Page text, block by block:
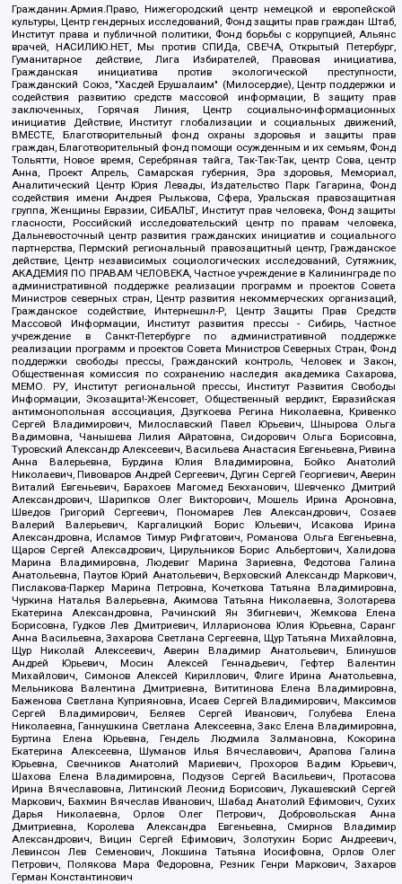
Гражданин.Армия.Право, Нижегородский центр немецкой и европейской
культуры, Центр гендерных исследований, Фонд защиты прав граждан Штаб,
Институт права и публичной политики, Фонд борьбы с коррупцией, Альянс
врачей, НАСИЛИЮ.НЕТ, Мы против СПИДа, СВЕЧА, Открытый Петербург,
Гуманитарное действие, Лига Избирателей, Правовая инициатива,
Гражданская инициатива против экологической преступности,
Гражданский Союз, "Хасдей Ерушалаим" (Милосердие), Центр поддержки и
содействия развитию средств массовой информации, В защиту прав
заключенных, Горячая Линия, Центр социально-информационных
инициатив Действие, Институт глобализации и социальных движений,
ВМЕСТЕ, Благотворительный фонд охраны здоровья и защиты прав
граждан, Благотворительный фонд помощи осужденным и их семьям, Фонд
Тольятти, Новое время, Серебряная тайга, Так-Так-Так, центр Сова, центр
Анна, Проект Апрель, Самарская губерния, Эра здоровья, Мемориал,
Аналитический Центр Юрия Левады, Издательство Парк Гагарина, Фонд
содействия имени Андрея Рылькова, Сфера, Уральская правозащитная
группа, Женщины Евразии, СИБАЛЬТ, Институт прав человека, Фонд защиты
гласности, Российский исследовательский центр по правам человека,
Дальневосточный центр развития гражданских инициатив и социального
партнерства, Пермский региональный правозащитный центр, Гражданское
действие, Центр независимых социологических исследований, Сутяжник,
АКАДЕМИЯ ПО ПРАВАМ ЧЕЛОВЕКА, Частное учреждение в Калининграде по
административной поддержке реализации программ и проектов Совета
Министров северных стран, Центр развития некоммерческих организаций,
Гражданское содействие, Интернешнл-Р, Центр Защиты Прав Средств
Массовой Информации, Институт развития прессы - Сибирь, Частное
учреждение в Санкт-Петербурге по административной поддержке
реализации программ и проектов Совета Министров Северных Стран, Фонд
поддержки свободы прессы, Гражданский контроль, Человек и Закон,
Общественная комиссия по сохранению наследия академика Сахарова,
МЕМО. РУ, Институт региональной прессы, Институт Развития Свободы
Информации, Экозащита!-Женсовет, Общественный вердикт, Евразийская
антимонопольная ассоциация, Дзугкоева Регина Николаевна, Кривенко
Сергей Владимирович, Милославский Павел Юрьевич, Шнырова Ольга
Вадимовна, Чанышева Лилия Айратовна, Сидорович Ольга Борисовна,
Туровский Александр Алексеевич, Васильева Анастасия Евгеньевна, Ривина
Анна Валерьевна, Бурдина Юлия Владимировна, Бойко Анатолий
Николаевич, Пивоваров Андрей Сергеевич, Дугин Сергей Георгиевич, Аверин
Виталий Евгеньевич, Барахоев Магомед Бекханович, Шевченко Дмитрий
Александрович, Шарипков Олег Викторович, Мошель Ирина Ароновна,
Шведов Григорий Сергеевич, Пономарев Лев Александрович, Созаев
Валерий Валерьевич, Каргалицкий Борис Юльевич, Исакова Ирина
Александровна, Исламов Тимур Рифгатович, Романова Ольга Евгеньевна,
Щаров Сергей Алексадрович, Цирульников Борис Альбертович, Халидова
Марина Владимировна, Людевиг Марина Зариевна, Федотова Галина
Анатольевна, Паутов Юрий Анатольевич, Верховский Александр Маркович,
Пислакова-Паркер Марина Петровна, Кочеткова Татьяна Владимировна,
Чуркина Наталья Валерьевна, Акимова Татьяна Николаевна, Золотарева
Екатерина Александровна, Рачинский Ян Збигневич, Жемкова Елена
Борисовна, Гудков Лев Дмитриевич, Илларионова Юлия Юрьевна, Саранг
Анна Васильевна, Захарова Светлана Сергеевна, Щур Татьяна Михайловна,
Щур Николай Алексеевич, Аверин Владимир Анатольевич, Блинушов
Андрей Юрьевич, Мосин Алексей Геннадьевич, Гефтер Валентин
Михайлович, Симонов Алексей Кириллович, Флиге Ирина Анатольевна,
Мельникова Валентина Дмитриевна, Вититинова Елена Владимировна,
Баженова Светлана Куприяновна, Исаев Сергей Владимирович, Максимов
Сергей Владимирович, Беляев Сергей Иванович, Голубева Елена
Николаевна, Ганнушкина Светлана Алексеевна, Закс Елена Владимировна,
Буртина Елена Юрьевна, Гендель Людмила Залмановна, Кокорина
Екатерина Алексеевна, Шуманов Илья Вячеславович, Арапова Галина
Юрьевна, Свечников Анатолий Мариевич, Прохоров Вадим Юрьевич,
Шахова Елена Владимировна, Подузов Сергей Васильевич, Протасова
Ирина Вячеславовна, Литинский Леонид Борисович, Лукашевский Сергей
Маркович, Бахмин Вячеслав Иванович, Шабад Анатолий Ефимович, Сухих
Дарья Николаевна, Орлов Олег Петрович, Добровольская Анна
Дмитриевна, Королева Александра Евгеньевна, Смирнов Владимир
Александрович, Вицин Сергей Ефимович, Золотухин Борис Андреевич,
Левинсон Лев Семенович, Локшина Татьяна Иосифовна, Орлов Олег
Петрович, Полякова Мара Федоровна, Резник Генри Маркович, Захаров
Герман Константинович